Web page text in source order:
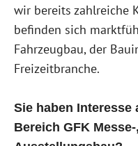
wir bereits zahlreiche
befinden sich
Fahrzeugbau, der
Freizeitbranche.
Sie haben Interesse
Bereich GFK